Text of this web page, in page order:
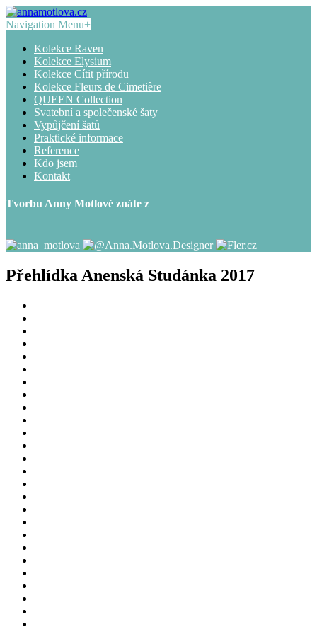
Navigation Menu+
Kolekce Raven
Kolekce Elysium
Kolekce Cítit přírodu
Kolekce Fleurs de Cimetière
QUEEN Collection
Svatební a společenské šaty
Vypůjčení šatů
Praktické informace
Reference
Kdo jsem
Kontakt
Tvorbu Anny Motlové znáte z
Přehlídka Anenská Studánka 2017